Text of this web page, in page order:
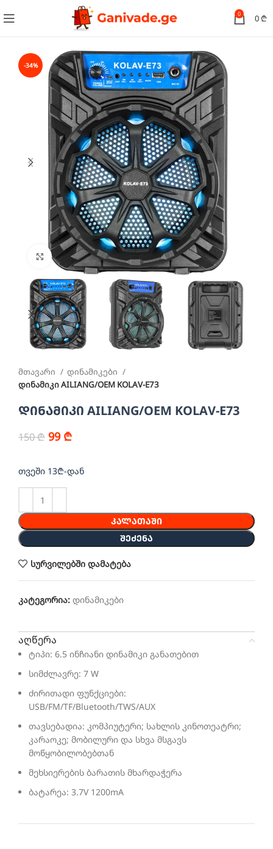
0 0 ₾
-34%
სურათის გადიდება
მთავარი
დინამიკები
დინამიკი AILIANG/OEM KOLAV-E73
დინამიკი AILIANG/OEM KOLAV-E73
150₾ 99 ₾
თვეში 13₾-დან
ᲙᲐᲚᲐᲗᲐᲨᲘ
ᲨᲔᲫᲔᲜᲐ
სურვილებში დამატება
კატეგორია: დინამიკები
აღწერა
ტიპი: 6.5 ინჩიანი დინამიკი განათებით
სიმძლავრე: 7 W
ძირითადი ფუნქციები:
USB/FM/TF/Bluetooth/TWS/AUX
თავსებადია: კომპიუტერი; სახლის კინოთეატრი;
კარაოკე; მობილური და სხვა მსგავს
მოწყობილობებთან
მეხსიერების ბარათის მხარდაჭერა
ბატარეა: 3.7V 1200mA